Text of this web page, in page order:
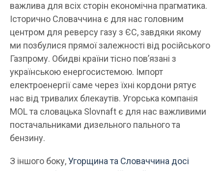
важлива для всіх сторін економічна прагматика.
Історично Словаччина є для нас головним
центром для реверсу газу з ЄС, завдяки якому
ми позбулися прямої залежності від російського
Газпрому. Обидві країни тісно пов’язані з
українською енергосистемою. Імпорт
електроенергії саме через їхні кордони рятує
нас від тривалих блекаутів. Угорська компанія
MOL та словацька Slovnaft є для нас важливими
постачальниками дизельного пального та
бензину.
З іншого боку,Угорщина та Словаччина досі